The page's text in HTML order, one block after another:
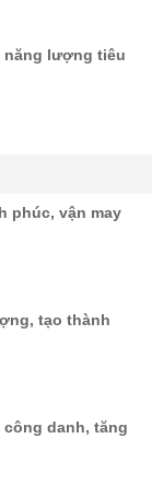
năng lượng tiêu
phúc, vận may
tạo thành
danh, tăng